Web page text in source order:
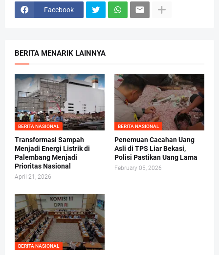
Facebook
BERITA MENARIK LAINNYA
BERITA NASIONAL
Transformasi Sampah
Menjadi Energi Listrik di
Palembang Menjadi
Prioritas Nasional
April 21, 2026
BERITA NASIONAL
Penemuan Cacahan Uang
Asli di TPS Liar Bekasi,
Polisi Pastikan Uang Lama
February 05, 2026
BERITA NASIONAL